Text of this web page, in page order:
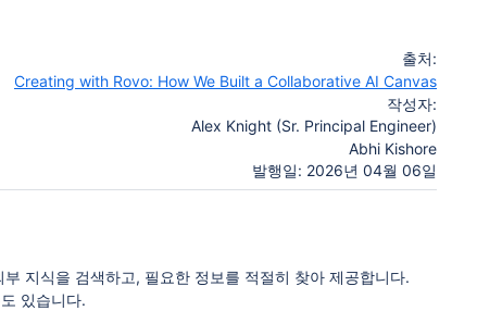
출처:
Creating with Rovo: How We Built a Collaborative AI Canvas
작성자:
Alex Knight (Sr. Principal Engineer)
Abhi Kishore
발행일: 2026년 04월 06일
지식을 검색하고, 필요한 정보를 적절히 찾아 제공합니다.
있습니다.